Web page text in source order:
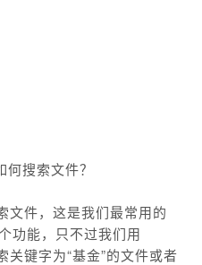
搜索文件？
件，这是我们最常用的
功能，只不过我们用
键字为“基金”的文件或者